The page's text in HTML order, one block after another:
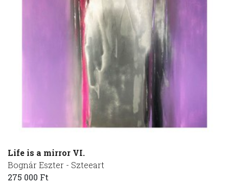
Life is a mirror VI.
Bognár Eszter - Szteeart
275 000 Ft